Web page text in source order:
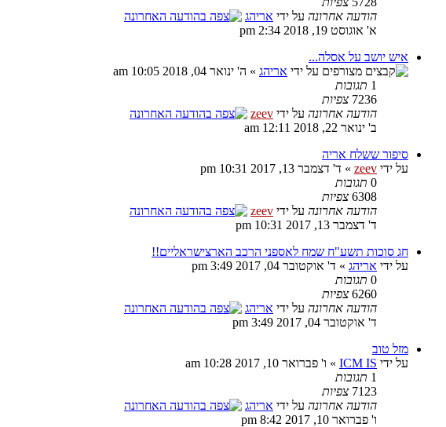
הודעה אחרונה על ידי אריהג
א' אוגוסט 19, 2018 2:34 pm
איש יושב על אסלה...
על ידי אריהג » ה' ינואר 04, 2018 10:05 am
1 תגובות
7236 צפיות
הודעה אחרונה על ידי zeev
ב' ינואר 22, 2018 12:11 am
סיפור ששלח אריה
על ידי zeev » ד' דצמבר 13, 2017 10:31 pm
0 תגובות
6308 צפיות
הודעה אחרונה על ידי zeev
ד' דצמבר 13, 2017 10:31 pm
חג סוכות תשע"ח שמח לאספני הרכב הארצישראליים!!
על ידי אריהג » ד' אוקטובר 04, 2017 3:49 pm
0 תגובות
6260 צפיות
הודעה אחרונה על ידי אריהג
ד' אוקטובר 04, 2017 3:49 pm
מזל טוב
על ידי ICM IS » ו' פברואר 10, 2017 10:28 am
1 תגובות
7123 צפיות
הודעה אחרונה על ידי אריהג
ו' פברואר 10, 2017 8:42 pm